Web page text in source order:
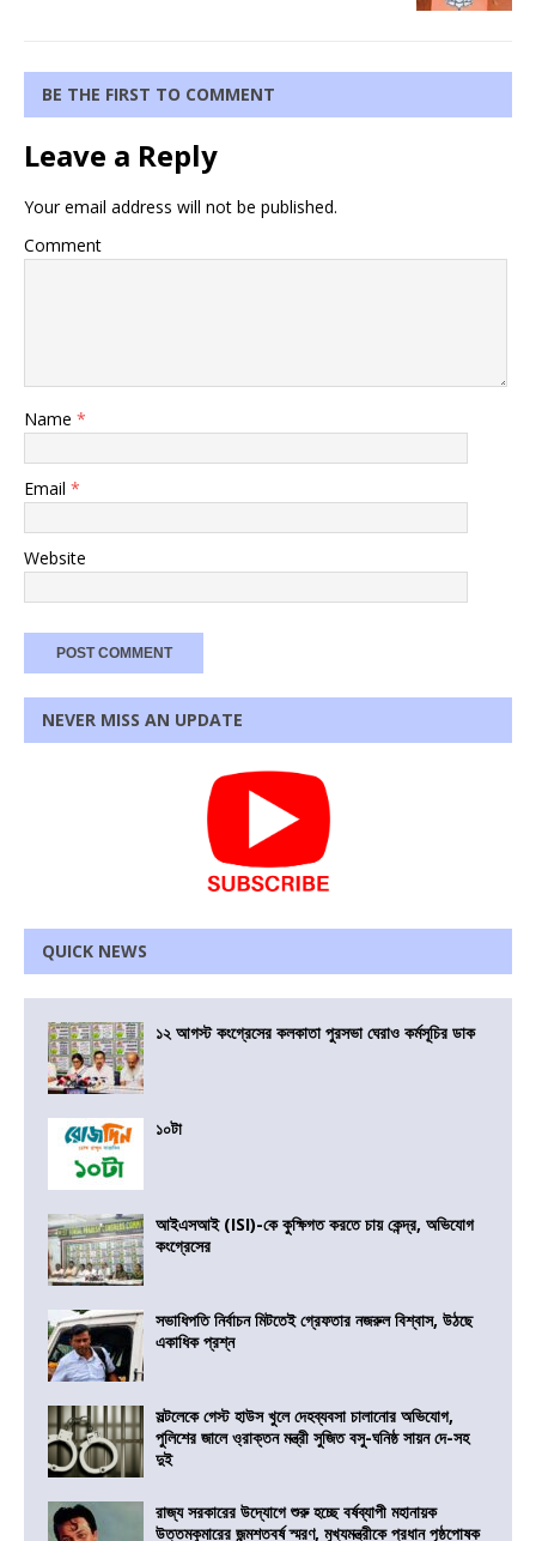
BE THE FIRST TO COMMENT
Leave a Reply
Your email address will not be published.
Comment
Name *
Email *
Website
NEVER MISS AN UPDATE
QUICK NEWS
১২ আগস্ট কংগ্রেসের কলকাতা পুরসভা ঘেরাও কর্মসূচির ডাক
১০টা
আইএসআই (ISI)-কে কুক্ষিগত করতে চায় কেন্দ্র, অভিযোগ
কংগ্রেসের
সভাধিপতি নির্বাচন মিটতেই গ্রেফতার নজরুল বিশ্বাস, উঠছে
একাধিক প্রশ্ন
সল্টলেকে গেস্ট হাউস খুলে দেহব্যবসা চালানোর অভিযোগ,
পুলিশের জালে ও্রাক্তন মন্ত্রী সুজিত বসু-ঘনিষ্ঠ সায়ন দে-সহ
দুই
রাজ্য সরকারের উদ্যোগে শুরু হচ্ছে বর্ষব্যাপী মহানায়ক
উত্তমকুমারের জন্মশতবর্ষ স্মরণ, মুখ্যমন্ত্রীকে প্রধান পৃষ্ঠপোষক